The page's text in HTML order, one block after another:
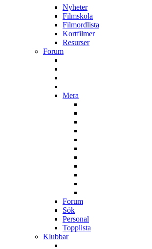
Nyheter
Filmskola
Filmordlista
Kortfilmer
Resurser
Forum
Mera
Forum
Sök
Personal
Topplista
Klubbar